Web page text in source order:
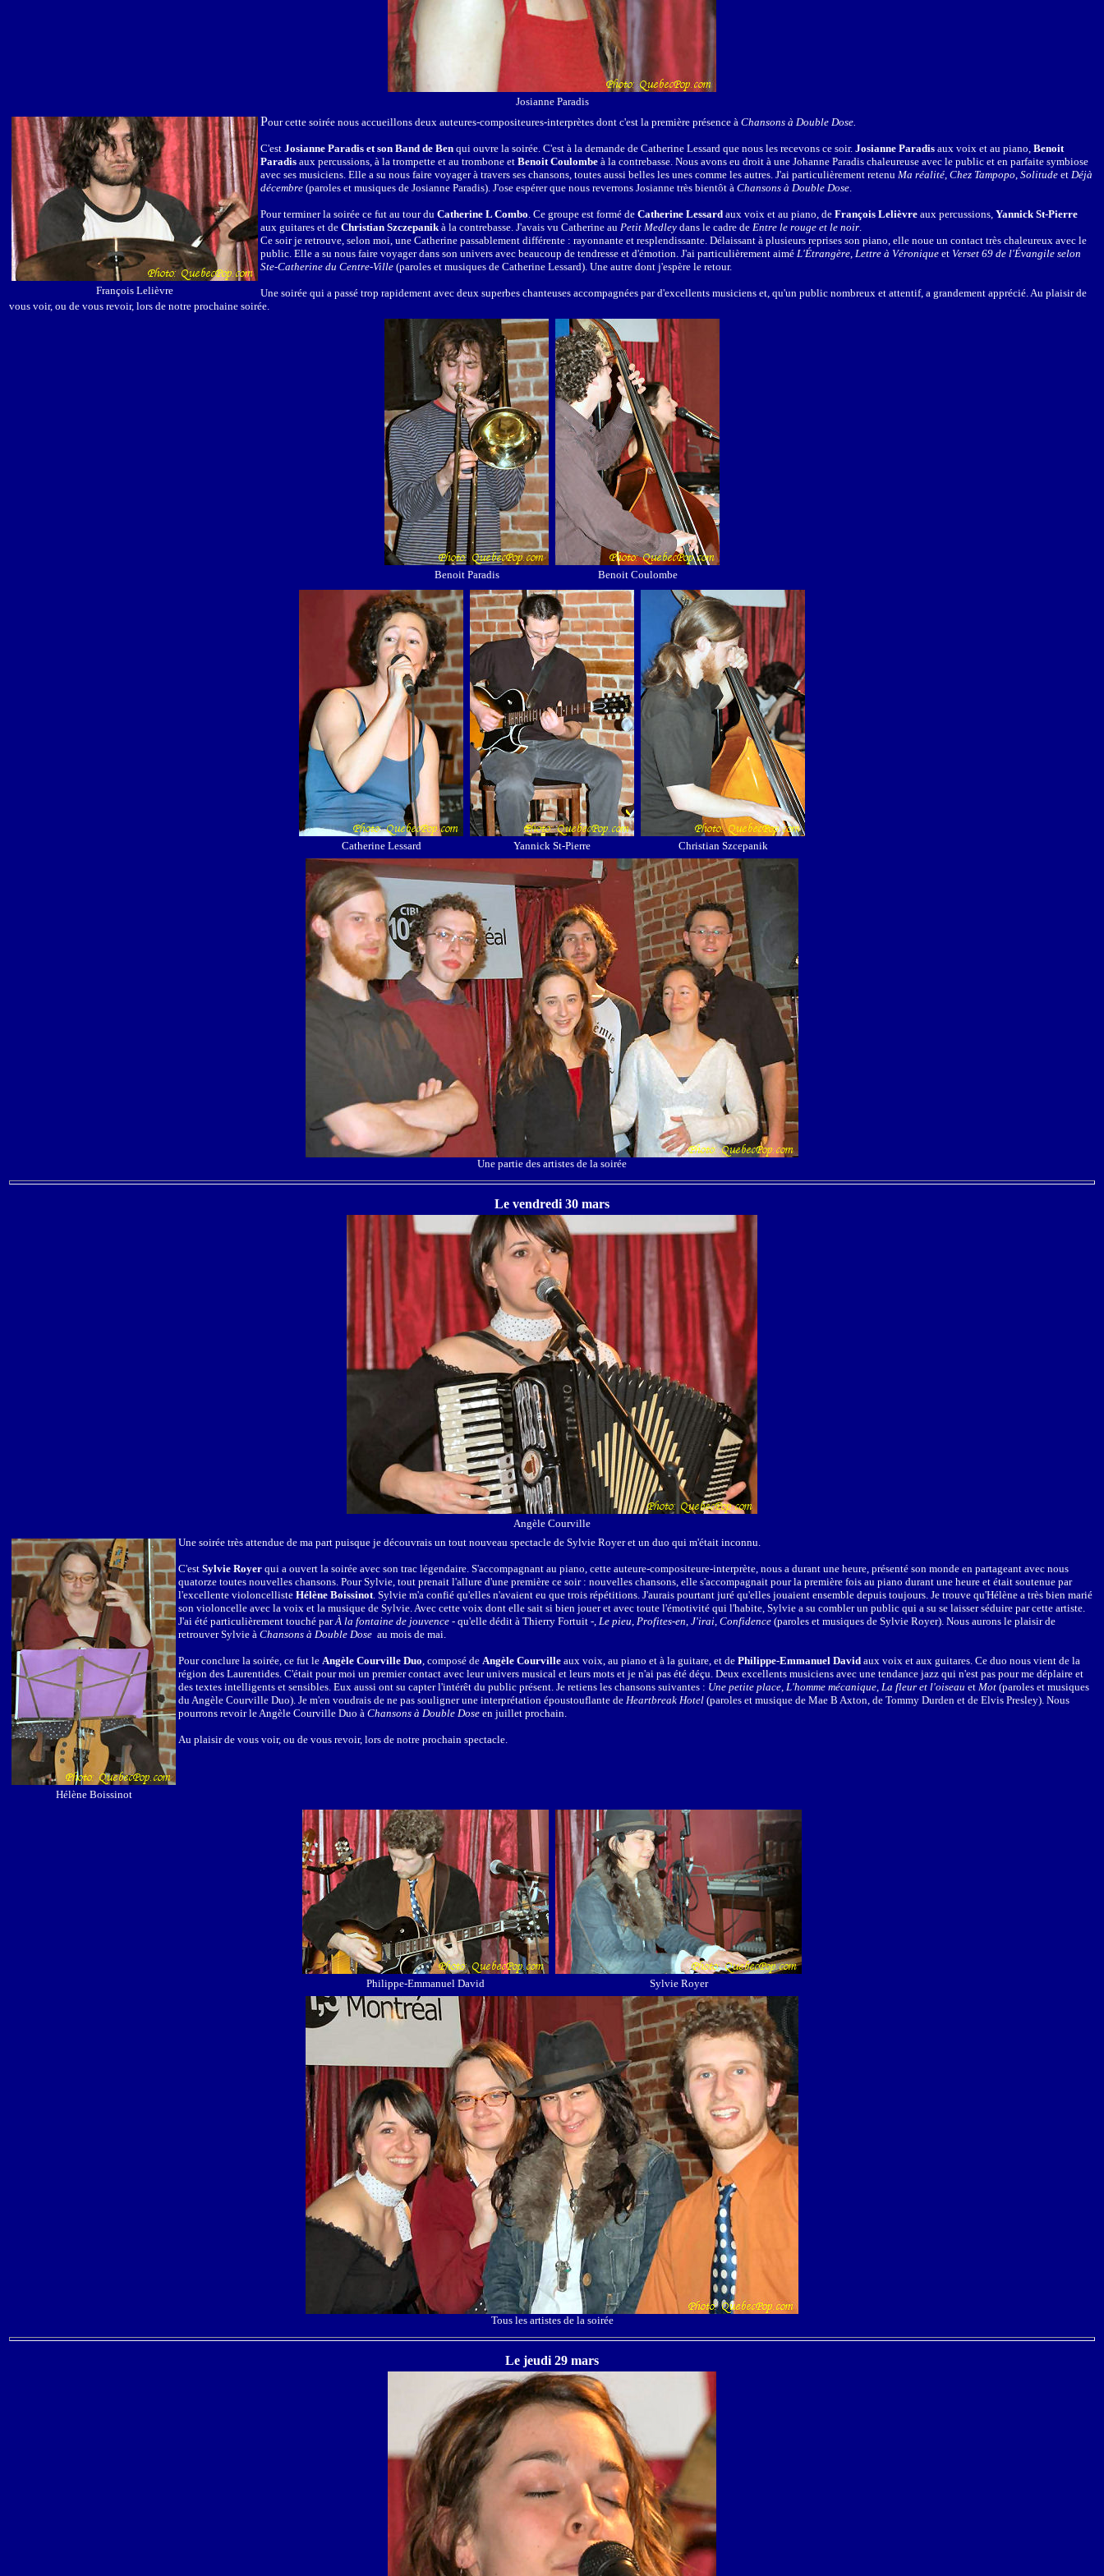
Josianne Paradis
François Lelièvre
Pour cette soirée nous accueillons deux auteures-compositeures-interprètes dont c'est la première présence à Chansons à Double Dose.
C'est Josianne Paradis et son Band de Ben qui ouvre la soirée. C'est à la demande de Catherine Lessard que nous les recevons ce soir. Josianne Paradis aux voix et au piano, Benoit
Paradis aux percussions, à la trompette et au trombone et Benoit Coulombe à la contrebasse. Nous avons eu droit à une Johanne Paradis chaleureuse avec le public et en parfaite symbiose
avec ses musiciens. Elle a su nous faire voyager à travers ses chansons, toutes aussi belles les unes comme les autres. J'ai particulièrement retenu Ma réalité, Chez Tampopo, Solitude et Déjà
décembre (paroles et musiques de Josianne Paradis). J'ose espérer que nous reverrons Josianne très bientôt à Chansons à Double Dose.
Pour terminer la soirée ce fut au tour du Catherine L Combo. Ce groupe est formé de Catherine Lessard aux voix et au piano, de François Lelièvre aux percussions, Yannick St-Pierre
aux guitares et de Christian Szczepanikà la contrebasse. J'avais vu Catherine au Petit Medley dans le cadre de Entre le rouge et le noir.
Ce soir je retrouve, selon moi, une Catherine passablement différente : rayonnante et resplendissante. Délaissant à plusieurs reprises son piano, elle noue un contact très chaleureux avec le
public. Elle a su nous faire voyager dans son univers avec beaucoup de tendresse et d'émotion. J'ai particulièrement aimé L'Étrangère, Lettre à Véronique et Verset 69 de l'Évangile selon
Ste-Catherine du Centre-Ville (paroles et musiques de Catherine Lessard). Une autre dont j'espère le retour.
Une soirée qui a passé trop rapidement avec deux superbes chanteuses accompagnées par d'excellents musiciens et, qu'un public nombreux et attentif, a grandement apprécié. Au plaisir de
vous voir, ou de vous revoir, lors de notre prochaine soirée.
Benoit Paradis Benoit Coulombe
Catherine Lessard Yannick St-Pierre Christian Szcepanik
Une partie des artistes de la soirée
Le vendredi 30 mars
Angèle Courville
Hélène Boissinot
Une soirée très attendue de ma part puisque je découvrais un tout nouveau spectacle de Sylvie Royer et un duo qui m'était inconnu.
C'est Sylvie Royer qui a ouvert la soirée avec son trac légendaire. S'accompagnant au piano, cette auteure-compositeure-interprète, nous a durant une heure, présenté son monde en partageant avec nous
quatorze toutes nouvelles chansons. Pour Sylvie, tout prenait l'allure d'une première ce soir : nouvelles chansons, elle s'accompagnait pour la première fois au piano durant une heure et était soutenue par
l'excellente violoncelliste Hélène Boissinot. Sylvie m'a confié qu'elles n'avaient eu que trois répétitions. J'aurais pourtant juré qu'elles jouaient ensemble depuis toujours. Je trouve qu'Hélène a très bien marié
son violoncelle avec la voix et la musique de Sylvie. Avec cette voix dont elle sait si bien jouer et avec toute l'émotivité qui l'habite, Sylvie a su combler un public qui a su se laisser séduire par cette artiste.
J'ai été particulièrement touché parÀ la fontaine de jouvence - qu'elle dédit à Thierry Fortuit -, Le pieu, Profites-en, J'irai, Confidence (paroles et musiques de Sylvie Royer). Nous aurons le plaisir de
retrouver Sylvie à Chansons à Double Dose au mois de mai.
Pour conclure la soirée, ce fut le Angèle Courville Duo, composé de Angèle Courville aux voix, au piano et à la guitare, et de Philippe-Emmanuel David aux voix et aux guitares. Ce duo nous vient de la
région des Laurentides. C'était pour moi un premier contact avec leur univers musical et leurs mots et je n'ai pas été déçu. Deux excellents musiciens avec une tendance jazz qui n'est pas pour me déplaire et
des textes intelligents et sensibles. Eux aussi ont su capter l'intérêt du public présent. Je retiens les chansons suivantes : Une petite place, L'homme mécanique, La fleur et l'oiseau et Mot (paroles et musiques
du Angèle Courville Duo). Je m'en voudrais de ne pas souligner une interprétation époustouflante de Heartbreak Hotel (paroles et musique de Mae B Axton, de Tommy Durden et de Elvis Presley). Nous
pourrons revoir le Angèle Courville Duo à Chansons à Double Dose en juillet prochain.
Au plaisir de vous voir, ou de vous revoir, lors de notre prochain spectacle.
Philippe-Emmanuel David Sylvie Royer
Tous les artistes de la soirée
Le jeudi 29 mars